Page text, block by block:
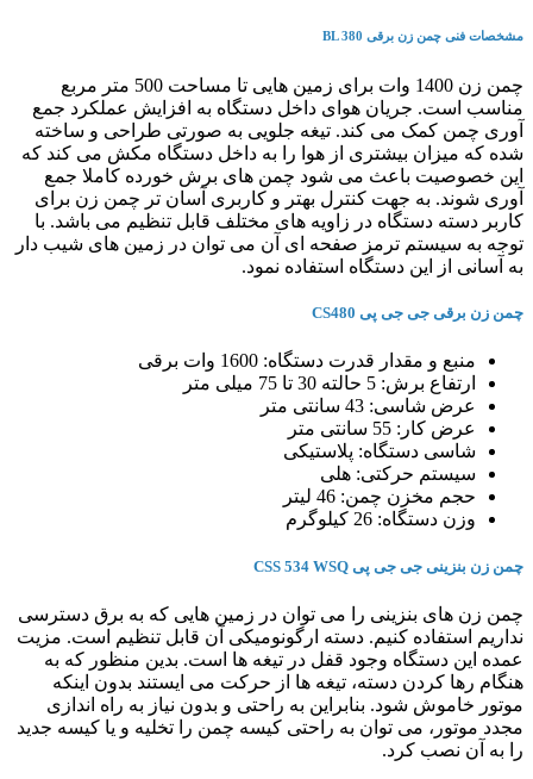
مشخصات فنی چمن زن برقی BL 380
چمن زن 1400 وات برای زمین هایی تا مساحت 500 متر مربع
مناسب است. جریان هوای داخل دستگاه به افزایش عملکرد جمع
آوری چمن کمک می کند. تیغه جلویی به صورتی طراحی و ساخته
شده که میزان بیشتری از هوا را به داخل دستگاه مکش می کند که
این خصوصیت باعث می شود چمن های برش خورده کاملا جمع
آوری شوند. به جهت کنترل بهتر و کاربری آسان تر چمن زن برای
کاربر دسته دستگاه در زاویه های مختلف قابل تنظیم می باشد. با
توجه به سیستم ترمز صفحه ای آن می توان در زمین های شیب دار
به آسانی از این دستگاه استفاده نمود.
چمن زن برقی جی جی پی CS480
منبع و مقدار قدرت دستگاه: 1600 وات برقی
ارتفاع برش: 5 حالته 30 تا 75 میلی متر
عرض شاسی: 43 سانتی متر
عرض کار: 55 سانتی متر
شاسی دستگاه: پلاستیکی
سیستم حرکتی: هلی
حجم مخزن چمن: 46 لیتر
وزن دستگاه: 26 کیلوگرم
چمن زن بنزینی جی جی پی CSS 534 WSQ
چمن زن های بنزینی را می توان در زمین هایی که به برق دسترسی
نداریم استفاده کنیم. دسته ارگونومیکی آن قابل تنظیم است. مزیت
عمده این دستگاه وجود قفل در تیغه ها است. بدین منظور که به
هنگام رها کردن دسته، تیغه ها از حرکت می ایستند بدون اینکه
موتور خاموش شود. بنابراین به راحتی و بدون نیاز به راه اندازی
مجدد موتور، می توان به راحتی کیسه چمن را تخلیه و یا کیسه جدید
را به آن نصب کرد.